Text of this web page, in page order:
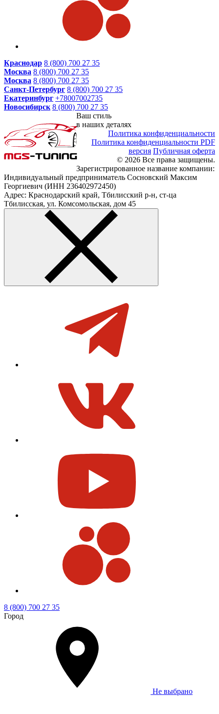
Краснодар 8 (800) 700 27 35
Москва 8 (800) 700 27 35
Москва 8 (800) 700 27 35
Санкт-Петербург 8 (800) 700 27 35
Екатеринбург +78007002735
Новосибирск 8 (800) 700 27 35
Ваш стиль
в наших деталях
Политика конфиденциальности
Политика конфиденциальности PDF
версия Публичная оферта
© 2026 Все права защищены.
Зарегистрированное название компании:
Индивидуальный предприниматель Сосновский Максим
Георгиевич (ИНН 236402972450)
Адрес: Краснодарский край, Тбилисский р-н, ст-ца
Тбилисская, ул. Комсомольская, дом 45
8 (800) 700 27 35
Город
Не выбрано